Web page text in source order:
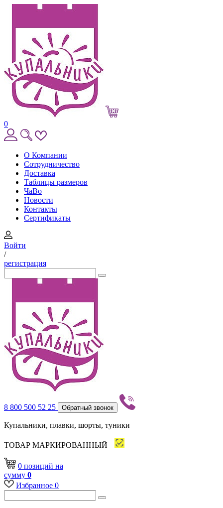
0
О Компании
Сотрудничество
Доставка
Таблицы размеров
ЧаВо
Новости
Контакты
Сертификаты
Войти
/
регистрация
8 800 500 52 25 Обратный звонок
Купальники, плавки, шорты, туники
ТОВАР МАРКИРОВАННЫЙ
0 позиций на
сумму 0
Избранное 0